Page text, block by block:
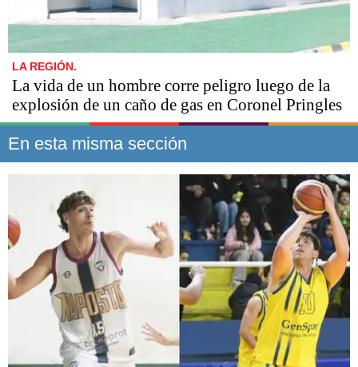
LA REGIÓN.
La vida de un hombre corre peligro luego de la
explosión de un caño de gas en Coronel Pringles
En esta misma sección